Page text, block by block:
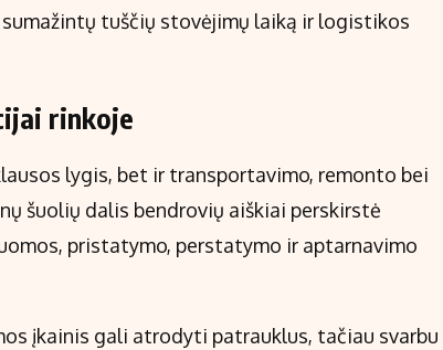
tuščių stovėjimų laiką ir logistikos
rinkoje
lygis, bet ir transportavimo, remonto bei
šuolių dalis bendrovių aiškiai perskirstė
pristatymo, perstatymo ir aptarnavimo
įkainis gali atrodyti patrauklus, tačiau svarbu